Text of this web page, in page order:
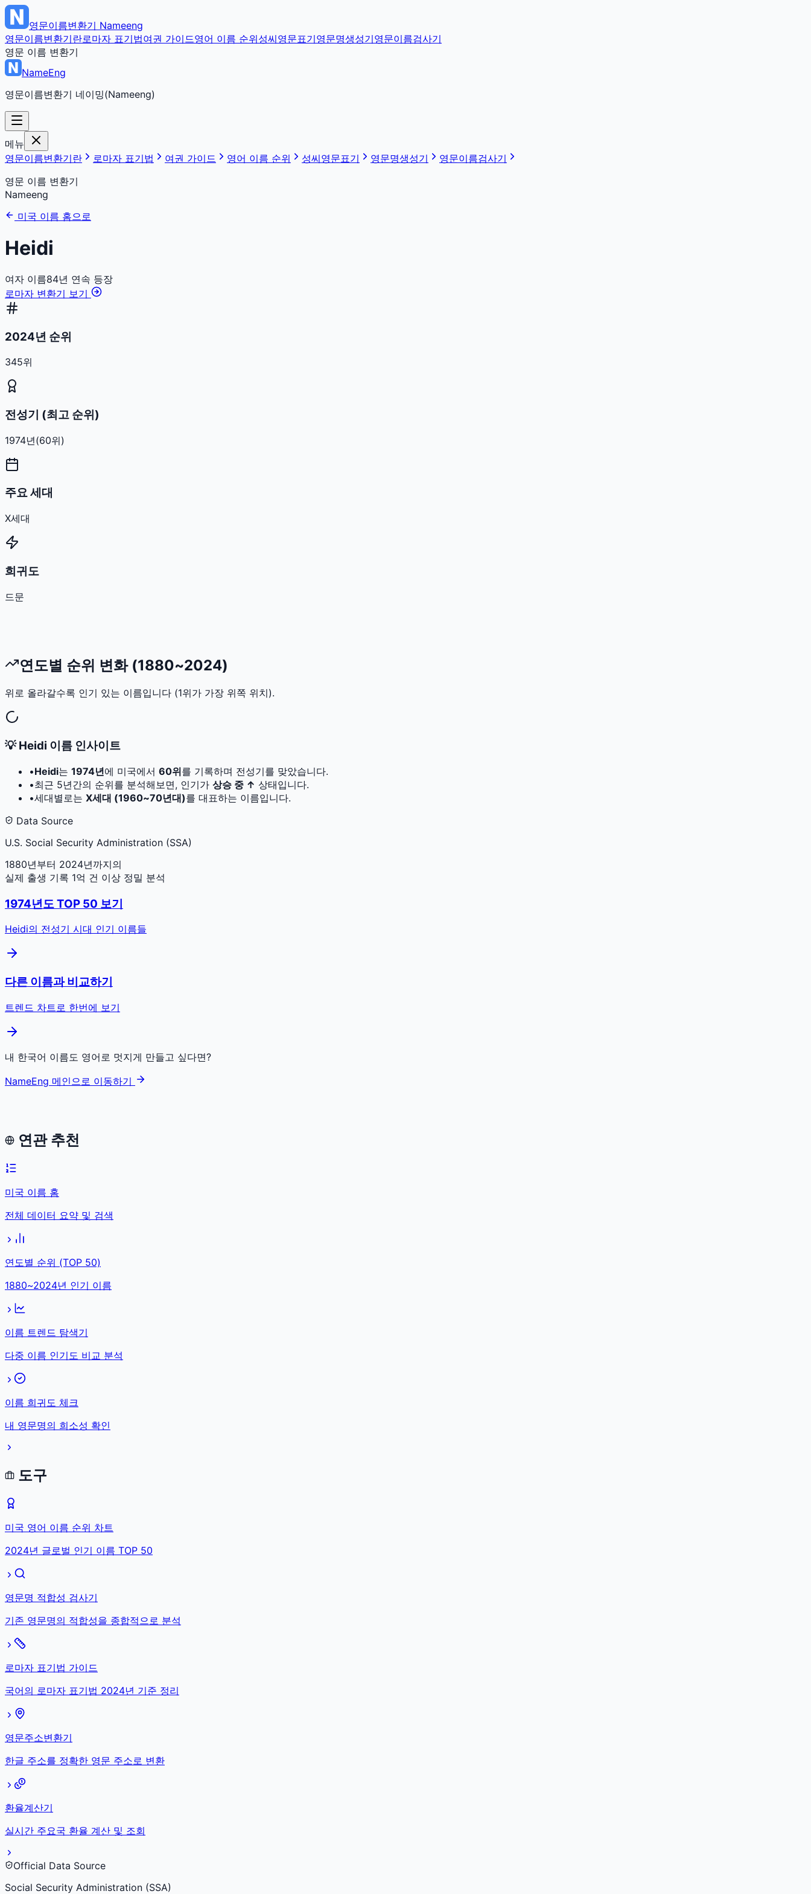
영문이름변환기 Nameeng
영문이름변환기란로마자 표기법여권 가이드영어 이름 순위성씨영문표기영문명생성기영문이름검사기
영문 이름 변환기
NameEng
영문이름변환기 네이밍(Nameeng)
메뉴
영문이름변환기란
로마자 표기법 여권 가이드 영어 이름 순위 성씨영문표기 영문명생성기
영문이름검사기
영문 이름 변환기
Nameeng
미국 이름 홈으로
Heidi
여자 이름84년 연속 등장
로마자 변환기 보기
2024년 순위
345위
전성기 (최고 순위)
1974년(60위)
주요 세대
X세대
희귀도
드문
연도별 순위 변화 (1880~2024)
위로 올라갈수록 인기 있는 이름입니다 (1위가 가장 위쪽 위치).
💡Heidi 이름 인사이트
•Heidi는 1974년에 미국에서 60위를 기록하며 전성기를 맞았습니다.
•최근 5년간의 순위를 분석해보면, 인기가 상승 중 ↑ 상태입니다.
•세대별로는 X세대 (1960~70년대)를 대표하는 이름입니다.
Data Source
U.S. Social Security Administration (SSA)
1880년부터 2024년까지의
실제 출생 기록 1억 건 이상 정밀 분석
1974년도 TOP 50 보기
Heidi의 전성기 시대 인기 이름들
다른 이름과 비교하기
트렌드 차트로 한번에 보기
내 한국어 이름도 영어로 멋지게 만들고 싶다면?
NameEng 메인으로 이동하기
연관 추천
미국 이름 홈
전체 데이터 요약 및 검색
연도별 순위 (TOP 50)
1880~2024년 인기 이름
이름 트렌드 탐색기
다중 이름 인기도 비교 분석
이름 희귀도 체크
내 영문명의 희소성 확인
도구
미국 영어 이름 순위 차트
2024년 글로벌 인기 이름 TOP 50
영문명 적합성 검사기
기존 영문명의 적합성을 종합적으로 분석
로마자 표기법 가이드
국어의 로마자 표기법 2024년 기준 정리
영문주소변환기
한글 주소를 정확한 영문 주소로 변환
환율계산기
실시간 주요국 환율 계산 및 조회
Official Data Source
Social Security Administration (SSA)